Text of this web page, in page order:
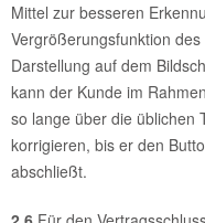
Mittel zur besseren
Vergrößerungsfunktion
Darstellung auf dem
kann der Kunde im
so lange über die üblichen
korrigieren, bis er den
abschließt.